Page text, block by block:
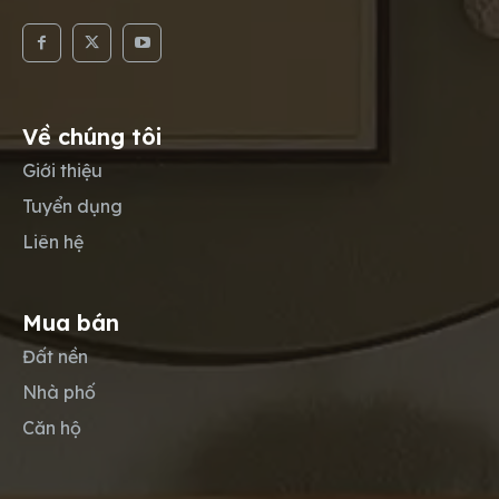
Về chúng tôi
Giới thiệu
Tuyển dụng
Liên hệ
Mua bán
Đất nền
Nhà phố
Căn hộ